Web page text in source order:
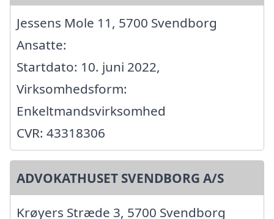
Jessens Mole 11, 5700 Svendborg
Ansatte:
Startdato: 10. juni 2022,
Virksomhedsform:
Enkeltmandsvirksomhed
CVR: 43318306
ADVOKATHUSET SVENDBORG A/S
Krøyers Stræde 3, 5700 Svendborg